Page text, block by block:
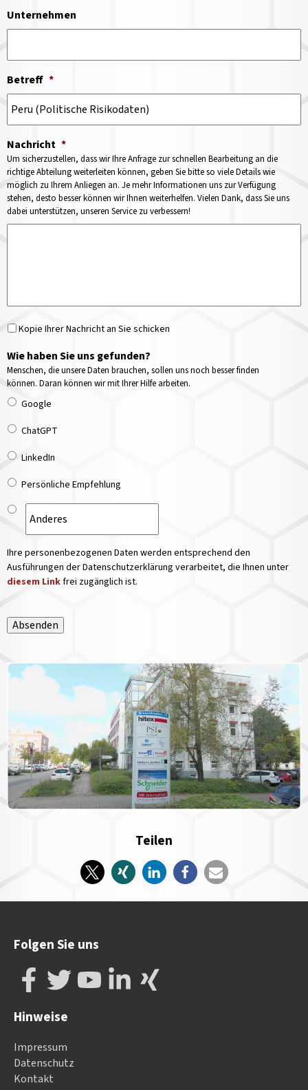
Unternehmen
Betreff *
Nachricht *
Um sicherzustellen, dass wir Ihre Anfrage zur schnellen Bearbeitung an die
richtige Abteilung weiterleiten können, geben Sie bitte so viele Details wie
möglich zu Ihrem Anliegen an. Je mehr Informationen uns zur Verfügung
stehen, desto besser können wir Ihnen weiterhelfen. Vielen Dank, dass Sie uns
dabei unterstützen, unseren Service zu verbessern!
Kopie Ihrer Nachricht an Sie schicken
Wie haben Sie uns gefunden?
Menschen, die unsere Daten brauchen, sollen uns noch besser finden
können. Daran können wir mit Ihrer Hilfe arbeiten.
Google
ChatGPT
LinkedIn
Persönliche Empfehlung
Ihre personenbezogenen Daten werden entsprechend den
Ausführungen der Datenschutzerklärung verarbeitet, die Ihnen unter
diesem Linkfrei zugänglich ist.
Absenden
Teilen
Folgen Sie uns
Hinweise
Impressum
Datenschutz
Kontakt